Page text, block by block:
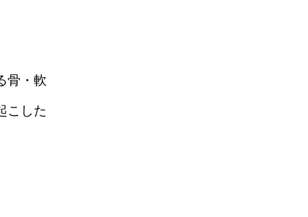
骨・軟
こした